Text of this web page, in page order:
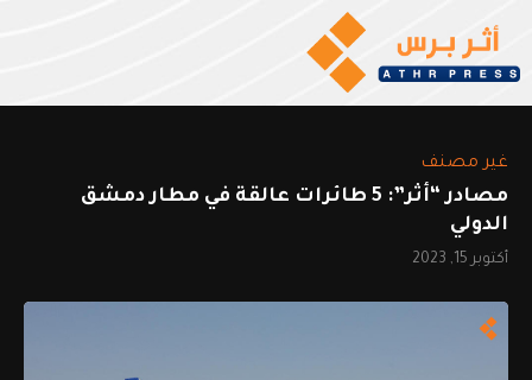
غير مصنف
مصادر “أثر”: 5 طائرات عالقة في مطار دمشق
الدولي
أكتوبر 15, 2023